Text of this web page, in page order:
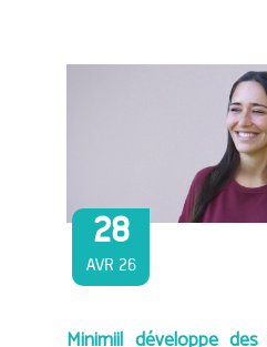
28
AVR 26
Minimiil développe